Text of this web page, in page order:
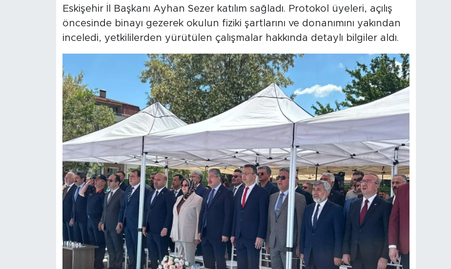
Eskişehir İl Başkanı Ayhan Sezer katılım sağladı. Protokol üyeleri, açılış
öncesinde binayı gezerek okulun fiziki şartlarını ve donanımını yakından
inceledi, yetkililerden yürütülen çalışmalar hakkında detaylı bilgiler aldı.